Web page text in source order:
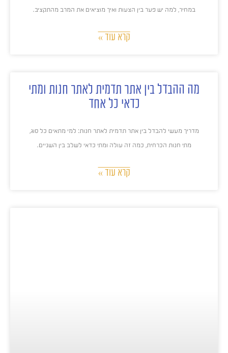
במחיר, למה יש פער בין הצעות ואיך מוציאים את המרב מהתקציב.
קרא עוד »
מה ההבדל בין אתר תדמית לאתר חנות ומתי
כדאי כל אחד
מדריך מעשי להבדל בין אתר תדמית לאתר חנות: למי מתאים כל סוג,
מתי חנות הכרחית, כמה זה עולה ומתי כדאי לשלב בין השניים.
קרא עוד »